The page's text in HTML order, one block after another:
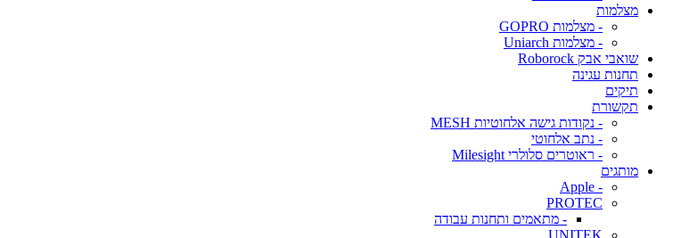
מצלמות
- מצלמות GOPRO
- מצלמות Uniarch
שואבי אבק Roborock
תחנות עגינה
תיקים
תקשורת
- נקודות גישה אלחוטיות MESH
- נתב אלחוטי
- ראוטרים סלולרי Milesight
מותגים
- Apple
PROTEC
- מתאמים ותחנות עבודה
UNITEK